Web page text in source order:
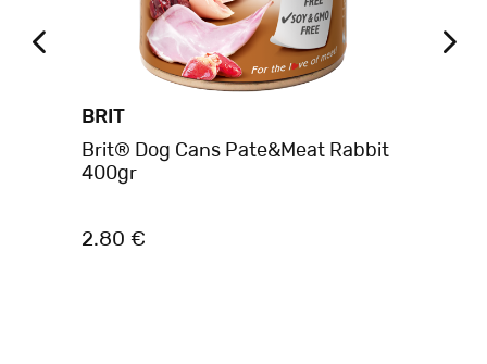
BRIT
Brit® Dog Cans Pate&Meat Rabbit
400gr
2.80 €